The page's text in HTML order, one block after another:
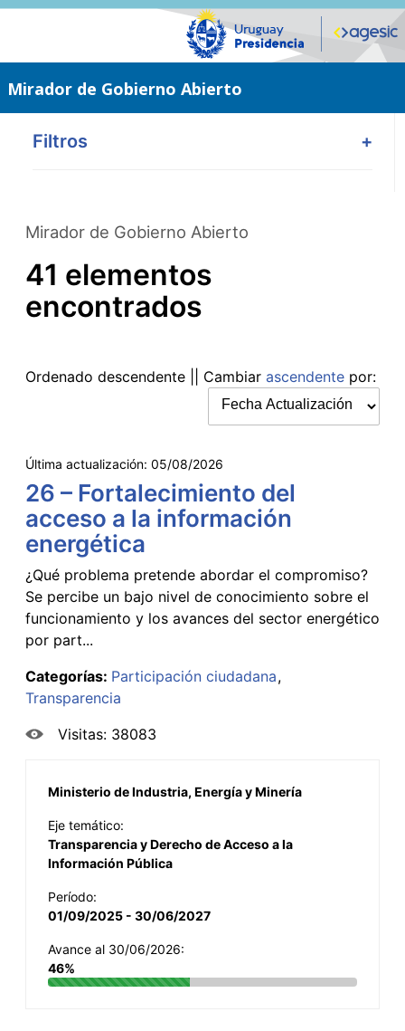
Saltar
Mirador de Gobierno Abierto
Filtros +
Mirador de Gobierno Abierto
41 elementos
encontrados
Ordenado descendente || Cambiar ascendente por:
Última actualización: 05/08/2026
26 – Fortalecimiento del
acceso a la información
energética
¿Qué problema pretende abordar el compromiso?
Se percibe un bajo nivel de conocimiento sobre el
funcionamiento y los avances del sector energético
por part...
Categorías: Participación ciudadana
Transparencia
Visitas: 38083
Ministerio de Industria, Energía y Minería
Eje temático:
Transparencia y Derecho de Acceso a la
Información Pública
Período:
01/09/2025 - 30/06/2027
Avance al 30/06/2026:
46%